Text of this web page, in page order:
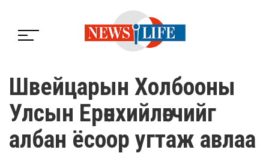
Швейцарын Холбооны
Улсын Ерөнхийлөгчийг
албан ёсоор угтаж авлаа